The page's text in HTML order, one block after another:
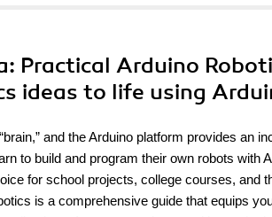
: Practical Arduino
ideas to life using
and the Arduino platform provides an
to build and program their own robots
for school projects, college courses, and
is a comprehensive guide that equips